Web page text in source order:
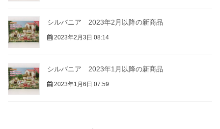
シルバニア 2023年2月以降の新商品
2023年2月3日 08:14
シルバニア 2023年1月以降の新商品
2023年1月6日 07:59